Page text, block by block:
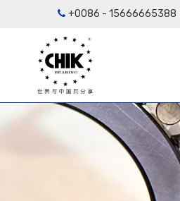
 +0086 - 15666665388